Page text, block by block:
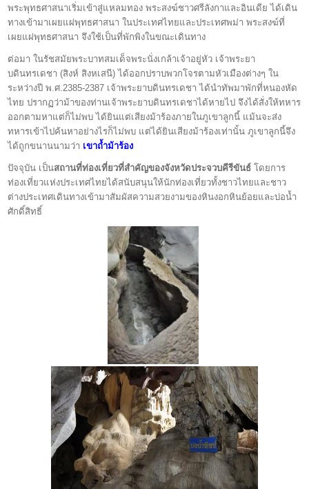
พระพุทธศาสนาเริ่มเข้าสู่แหลมทอง พระสงฆ์ชาวศรีลังกาและอินเดีย ได้เดิน
ทางเข้ามาเผยแผ่พุทธศาสนา ในประเทศไทยและประเทศพม่า พระสงฆ์ที่
เผยแผ่พุทธศาสนา จึงใช้เป็นที่พักพิงในขณะเดินทาง
ต่อมา ในรัชสมัยพระบาทสมเด็จพระนั่งเกล้าเจ้าอยู่หัว เจ้าพระยา
บดินทรเดชา (สิงห์ สิงหเสนี) ได้ออกปราบพวกโจรตามหัวเมืองต่างๆ ใน
ระหว่างปี พ.ศ.2385-2387 เจ้าพระยาบดินทรเดชา ได้นำทัพมาพักที่หนองหัด
ไทย ปรากฏว่าม้าของท่านเจ้าพระยาบดินทรเดชาได้หายไป จึงได้สั่งให้ทหาร
ออกตามหาแต่ก็ไม่พบ ได้ยินแต่เสียงม้าร้องภายในภูเขาลูกนี้ แม้นจะส่ง
ทหารเข้าไปค้นหาอย่างไรก็ไม่พบ แต่ได้ยินเสียงม้าร้องเท่านั้น ภูเขาลูกนี้จึง
ได้ถูกขนานนามว่า เขาถ้ำม้าร้อง
ปัจจุบัน เป็นสถานที่ท่องเที่ยวที่สำคัญของจังหวัดประจวบคีรีขันธ์โดยการ
ท่องเที่ยวแห่งประเทศไทยได้สนับสนุนให้นักท่องเที่ยวทั้งชาวไทยและชาว
ต่างประเทศเดินทางเข้ามาสัมผัสความสวยงามของหินงอกหินย้อยและบ่อน้ำ
ศักดิ์สิทธิ์